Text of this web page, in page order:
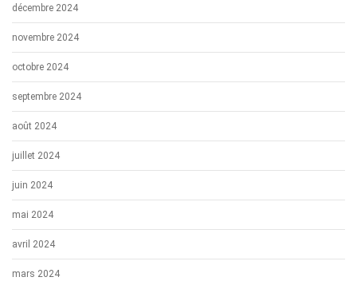
décembre 2024
novembre 2024
octobre 2024
septembre 2024
août 2024
juillet 2024
juin 2024
mai 2024
avril 2024
mars 2024